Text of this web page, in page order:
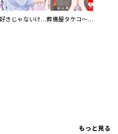
好きじゃないけど、抱いてください【電子単行本版／特典おまけ付き】 葬儀屋タケコ～あなたの最期、叶えます【電子単行本版】
もっと見る